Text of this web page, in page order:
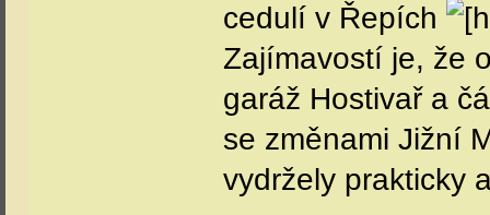
cedulí v Řepích
Zajímavostí je, že
garáž Hostivař a
se změnami Jižní
vydržely prakticky